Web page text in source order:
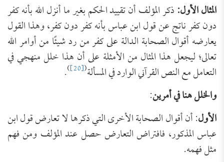
المثال الأول:ذكر المؤلف أن تقييد الحكم بغير ما أنزل الله بأنه كفر
دون كفر ناتج عن قول ابن عباس بأنه كفر دون كفر، وهذا القول
يعارضه أقوال الصحابة الدالة على كفر من رد شيئًا من أوامر الله
تعالى؛ ليجعل هذا المثال من الأمثلة على أن هذا خلل منهجي في
التعامل مع النص القرآني الوارد في المسألة(
[20]
)
.
والخلل هنا في أمرين:
الأول: أن أقوال الصحابة الأخرى التي ذكرها لا تعارض قول ابن
عباس المذكور، فافتراض التعارض حصل عند المؤلف ومن فهم
مثل فهمه.